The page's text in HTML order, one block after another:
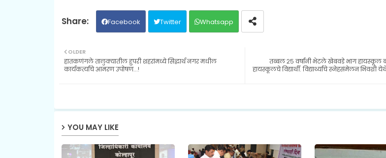
Facebook Twitter Whatsapp
तब्बल २५ वर्षांनी भेटले खेबवडे भाग हायस्कूल
हायस्कूलचे विद्यार्थी. विद्यार्थ्यांचे स्नेहसंमेलन भिवशी
OLDER
हातकणंगले तालुक्यातील हुपरी शहरांमध्ये सिद्धार्थ नगर मधील
कार्यकर्त्यांचे आमरण उपोषण...!
YOU MAY LIKE